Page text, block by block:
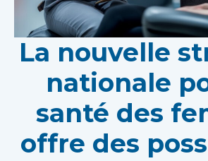
La nouvelle
nationale
santé des
offre des